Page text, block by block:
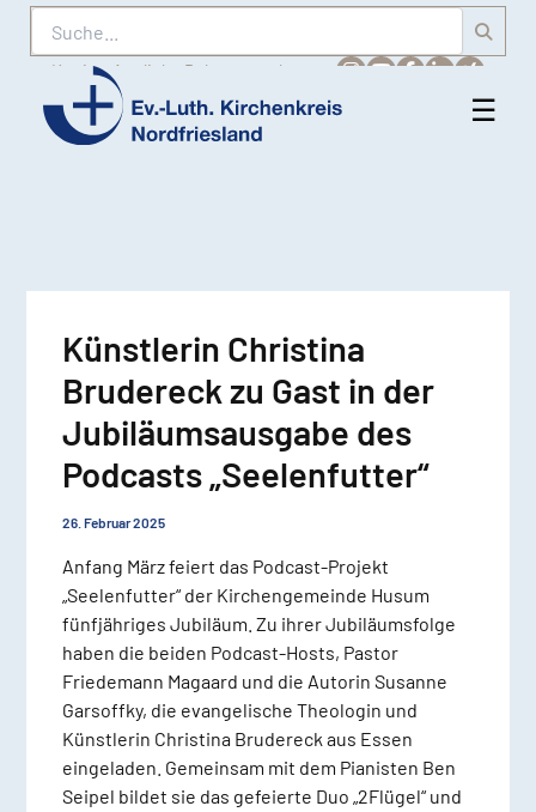
Suche
Karriere Amtliche Bekanntmachungen
Ev.-
☰
Künstlerin Christina
Brudereck zu Gast in der
Jubiläumsausgabe des
Podcasts „Seelenfutter“
26. Februar 2025
Anfang März feiert das Podcast-Projekt
„Seelenfutter“ der Kirchengemeinde Husum
fünfjähriges Jubiläum. Zu ihrer Jubiläumsfolge
haben die beiden Podcast-Hosts, Pastor
Friedemann Magaard und die Autorin Susanne
Garsoffky, die evangelische Theologin und
Künstlerin Christina Brudereck aus Essen
eingeladen. Gemeinsam mit dem Pianisten Ben
Seipel bildet sie das gefeierte Duo „2Flügel“ und